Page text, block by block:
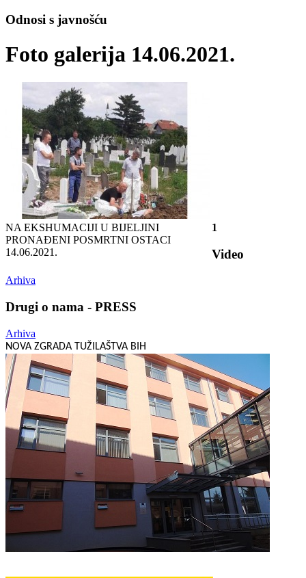
Odnosi s javnošću
Foto galerija 14.06.2021.
NA EKSHUMACIJI U BIJELJINI
PRONAĐENI POSMRTNI OSTACI
14.06.2021.
1
Video
Arhiva
Drugi o nama - PRESS
Arhiva
NOVA ZGRADA TUŽILAŠTVA BIH